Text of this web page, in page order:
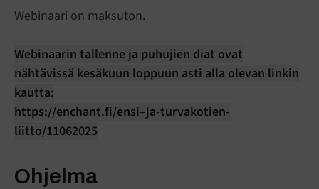
Webinaari on maksuton.
Webinaarin tallenne ja puhujien diat ovat
nähtävissä kesäkuun loppuun asti alla olevan linkin
kautta:
https://enchant.fi/ensi–ja-turvakotien-
liitto/11062025
Ohjelma